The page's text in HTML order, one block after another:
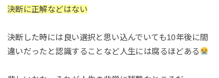
決断に正解などはない
決断した時には良い選択と思い込んでいても10年後に間
違いだったと認識することなど人生には腐るほどある